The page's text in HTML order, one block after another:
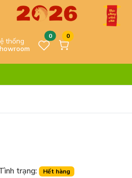
thống
0 0
trạng: Hết hàng